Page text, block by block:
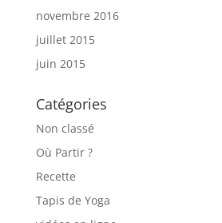
novembre 2016
juillet 2015
juin 2015
Catégories
Non classé
Où Partir ?
Recette
Tapis de Yoga